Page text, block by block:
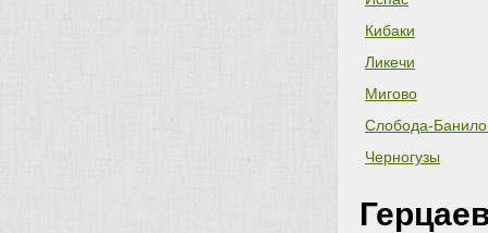
Кибаки
Ликечи
Мигово
Слобода-
Черногузы